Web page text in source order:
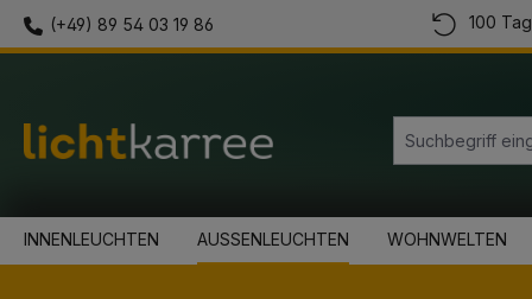
Zur Hauptnavigation springen
(+49) 89 54 03 19 86 100
INNENLEUCHTEN
AUSSENLEUCHTEN WOHNWELTEN